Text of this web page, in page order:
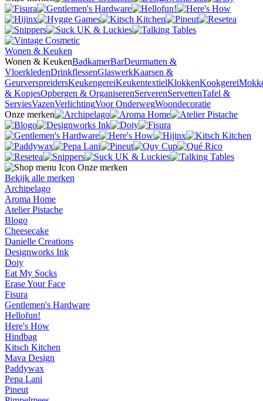
Wonen & Keuken
Wonen & KeukenBadkamerBarDeurmatten &
VloerkledenDrinkflessenGlaswerkKaarsen &
GeurverspreidersKeukengereiKeukentextielKlokkenKookgerei
& KopjesOpbergen & OrganiserenServerenServettenTafel &
ServiesVazenVerlichtingVoor OnderwegWoondecoratie
Onze merken
Onze merken
Bekijk alle merken
Archipelago
Aroma Home
Atelier Pistache
Blogo
Cheesecake
Danielle Creations
Designworks Ink
Doiy
Eat My Socks
Erase Your Face
Fisura
Gentlemen's Hardware
Hellofun!
Here's How
Hindbag
Kitsch Kitchen
Mava Design
Paddywax
Pepa Lani
Pineut